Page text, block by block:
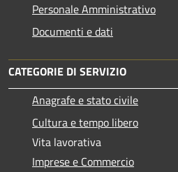
Personale Amministrativo
Documenti e dati
CATEGORIE DI SERVIZIO
Anagrafe e stato civile
Cultura e tempo libero
Vita lavorativa
Imprese e Commercio